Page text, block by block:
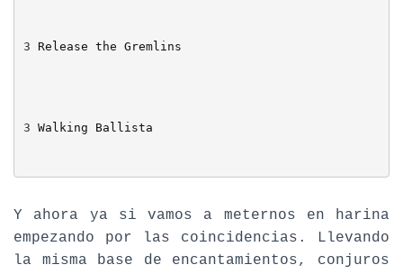
3 Release the Gremlins
3 Walking Ballista
Y ahora ya si vamos a meternos en harina
empezando por las coincidencias. Llevando
la misma base de encantamientos, conjuros